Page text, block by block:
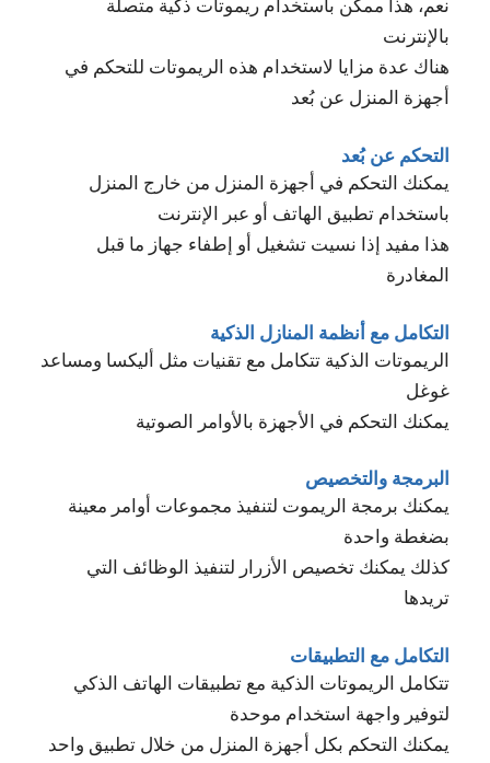
نعم، هذا ممكن باستخدام ريموتات ذكية متصلة
بالإنترنت
هناك عدة مزايا لاستخدام هذه الريموتات للتحكم في
أجهزة المنزل عن بُعد
التحكم عن بُعد
يمكنك التحكم في أجهزة المنزل من خارج المنزل
باستخدام تطبيق الهاتف أو عبر الإنترنت
هذا مفيد إذا نسيت تشغيل أو إطفاء جهاز ما قبل
المغادرة
التكامل مع أنظمة المنازل الذكية
الريموتات الذكية تتكامل مع تقنيات مثل أليكسا ومساعد
غوغل
يمكنك التحكم في الأجهزة بالأوامر الصوتية
البرمجة والتخصيص
يمكنك برمجة الريموت لتنفيذ مجموعات أوامر معينة
بضغطة واحدة
كذلك يمكنك تخصيص الأزرار لتنفيذ الوظائف التي
تريدها
التكامل مع التطبيقات
تتكامل الريموتات الذكية مع تطبيقات الهاتف الذكي
لتوفير واجهة استخدام موحدة
يمكنك التحكم بكل أجهزة المنزل من خلال تطبيق واحد